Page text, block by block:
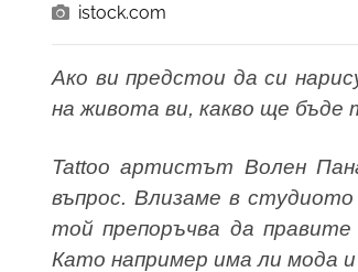
istock.com
Ако ви предстои да си
на живота ви, какво ще бъде
Tattoo артистът Волен
въпрос. Влизаме в
той препоръчва да
Като например има ли мода